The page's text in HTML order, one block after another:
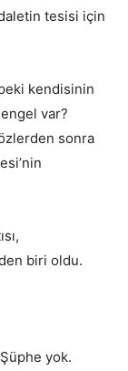
tesisi için
kendisinin
var?
sonra
biri oldu.
yok.